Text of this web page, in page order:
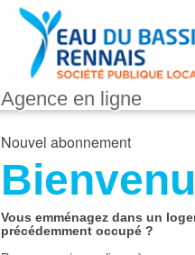
Agence en ligne
Nouvel abonnement
Vous emménagez dans un
précédemment occupé ?